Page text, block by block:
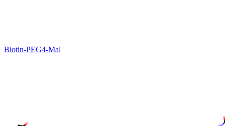
Biotin-PEG4-Mal